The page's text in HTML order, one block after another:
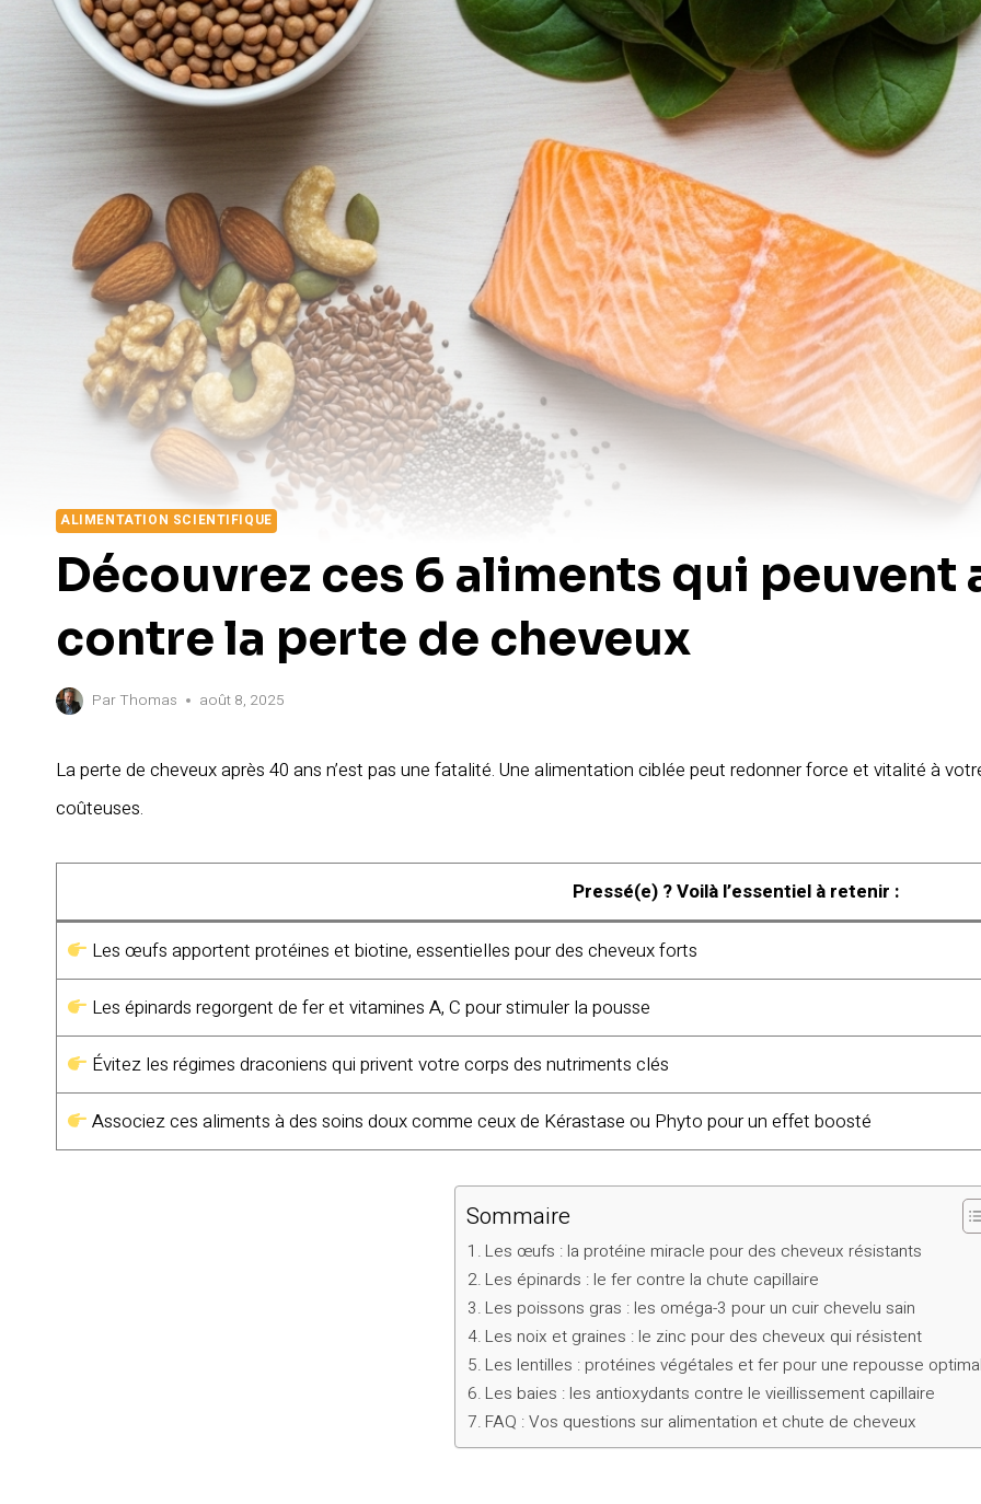
ALIMENTATION SCIENTIFIQUE
Découvrez ces 6 aliments qui peuvent
contre la perte de cheveux
Par Thomas août 8, 2025
La perte de cheveux après 40 ans n’est pas une fatalité. Une alimentation ciblée peut redonner force et vitalité à
coûteuses.
Pressé(e) ? Voilà l’essentiel à retenir :
Les œufs apportent protéines et biotine, essentielles pour des cheveux forts
Les épinards regorgent de fer et vitamines A, C pour stimuler la pousse
Évitez les régimes draconiens qui privent votre corps des nutriments clés
Associez ces aliments à des soins doux comme ceux de Kérastase ou Phyto pour un effet boosté
Sommaire
Les œufs : la protéine miracle pour des cheveux résistants
Les épinards : le fer contre la chute capillaire
Les poissons gras : les oméga-3 pour un cuir chevelu sain
Les noix et graines : le zinc pour des cheveux qui résistent
Les lentilles : protéines végétales et fer pour une repousse
Les baies : les antioxydants contre le vieillissement capillaire
FAQ : Vos questions sur alimentation et chute de cheveux